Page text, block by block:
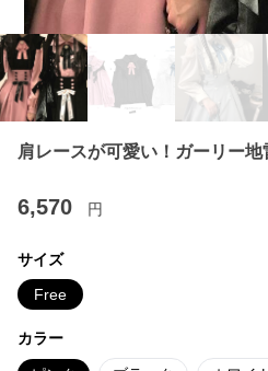
肩レースが可愛い！ガーリー地
6,570 円
サイズ
Free
カラー